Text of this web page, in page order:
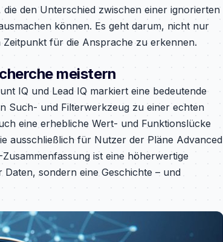
den Unterschied zwischen einer ignorierten
können. Es geht darum, nicht nur
für die Ansprache zu erkennen.
meistern
IQ und Lead IQ markiert eine bedeutende
Such- und Filterwerkzeug zu einer echten
eine erhebliche Wert- und Funktionslücke
ausschließlich für Nutzer der Pläne Advanced
ist eine höherwertige
sondern eine Geschichte – und